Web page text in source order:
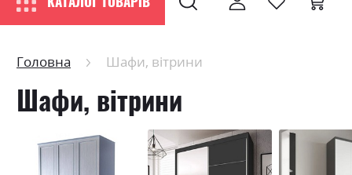
Головна Шафи, вітрини
Шафи, вітрини